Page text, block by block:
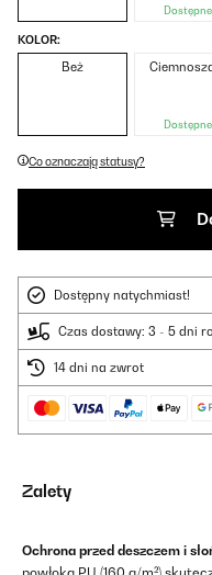
Dostępne
KOLOR:
Beż
Dostępne
Co oznaczają statusy?
Dostępny natychmiast!
Czas dostawy: 3 - 5 dni
14 dni na zwrot
Zalety
Ochrona przed deszczem i